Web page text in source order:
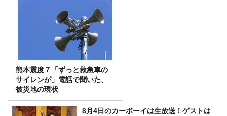
熊本震度７「ずっと救急車の
サイレンが」電話で聞いた、
被災地の現状
8月4日のカーボーイは生放送！ゲストは